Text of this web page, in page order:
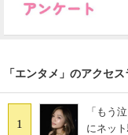
「エンタメ」のアクセ
1
「もう
にネッ